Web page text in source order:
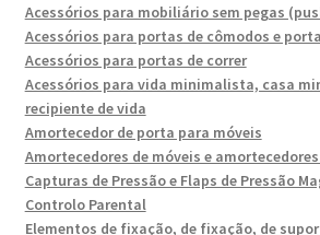
Acessórios para mobiliário sem pegas
Acessórios para portas de cômodos e
Acessórios para portas de correr
Acessórios para vida minimalista, casa
recipiente de vida
Amortecedor de porta para móveis
Amortecedores de móveis e
Capturas de Pressão e Flaps de Pressão
Controlo Parental
Elementos de fixação, de fixação, de